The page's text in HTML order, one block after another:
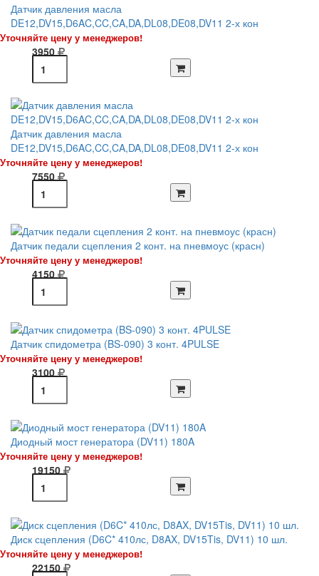
Датчик давления масла
DE12,DV15,D6AC,CC,CA,DA,DL08,DE08,DV11 2-х кон
Уточняйте цену у менеджеров!
3950
Датчик давления масла
DE12,DV15,D6AC,CC,CA,DA,DL08,DE08,DV11 2-х кон
Уточняйте цену у менеджеров!
7550
Датчик педали сцепления 2 конт. на пневмоус (красн)
Уточняйте цену у менеджеров!
4150
Датчик спидометра (BS-090) 3 конт. 4PULSE
Уточняйте цену у менеджеров!
3100
Диодный мост генератора (DV11) 180A
Уточняйте цену у менеджеров!
19150
Диск сцепления (D6C* 410лс, D8AX, DV15Tis, DV11) 10 шл.
Уточняйте цену у менеджеров!
22150